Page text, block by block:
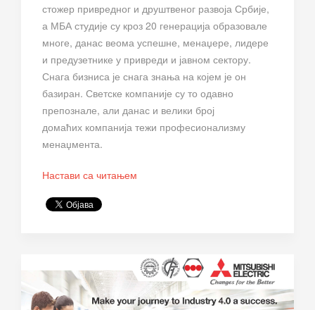
стожер привредног и друштвеног развоја Србије,
а МБА студије су кроз 20 генерација образовале
многе, данас веома успешне, менаџере, лидере
и предузетнике у привреди и јавном сектору.
Снага бизниса је снага знања на којем је он
базиран. Светске компаније су то одавно
препознале, али данас и велики број
домаћих компанија тежи професионализму
менаџмента.
Настави са читањем